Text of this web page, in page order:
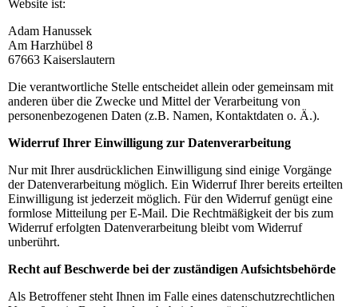
Website ist:
Adam Hanussek
Am Harzhübel 8
67663 Kaiserslautern
Die verantwortliche Stelle entscheidet allein oder gemeinsam mit
anderen über die Zwecke und Mittel der Verarbeitung von
personenbezogenen Daten (z.B. Namen, Kontaktdaten o. Ä.).
Widerruf Ihrer Einwilligung zur Datenverarbeitung
Nur mit Ihrer ausdrücklichen Einwilligung sind einige Vorgänge
der Datenverarbeitung möglich. Ein Widerruf Ihrer bereits erteilten
Einwilligung ist jederzeit möglich. Für den Widerruf genügt eine
formlose Mitteilung per E-Mail. Die Rechtmäßigkeit der bis zum
Widerruf erfolgten Datenverarbeitung bleibt vom Widerruf
unberührt.
Recht auf Beschwerde bei der zuständigen Aufsichtsbehörde
Als Betroffener steht Ihnen im Falle eines datenschutzrechtlichen